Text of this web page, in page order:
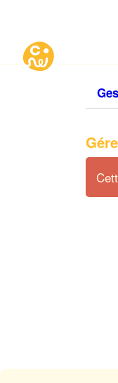
Aller au contenu